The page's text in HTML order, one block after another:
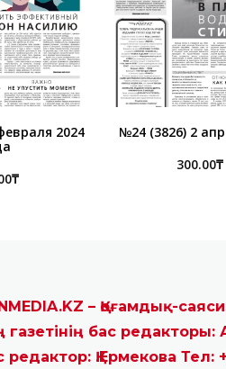
2024
₸
№24 (3826) 2
300.00₸
– Қоғамдық-
газетінің бас
редактор: Қ.Ермекова Тел: